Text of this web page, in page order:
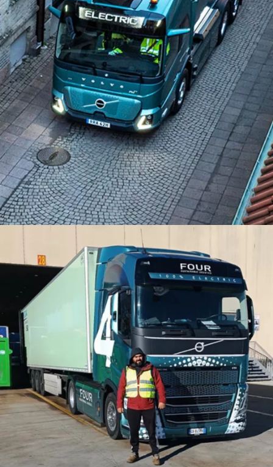
Dėl mažo triukšmo lygio ir nulinės emisijos elektriniai
sunkvežimiai svariai prisideda prie tvaresnių ir malonesnių
gyventi vietovių kūrimo. O kaip vairuotojai? Kaip
ekologiškesnė ir tylesnė transporto priemonė keičia jų
kasdienį darbą?
Paklausėme keturių vairuotojų iš keturių skirtingų šalių apie jų
patirtį vairuojant elektrines transporto priemones. Nors visi
keturi prisipažįsta iš pradžių nerimavę, nė vienas iš jų
nebenori grįžti prie dyzelinio variklio. Taigi, kas privertė juos
pakeisti savo nuomonę?